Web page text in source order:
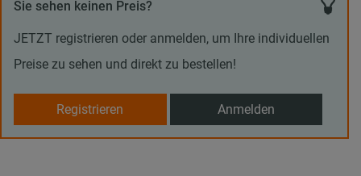
Sie sehen keinen Preis?
JETZT registrieren oder anmelden, um Ihre individuellen
Preise zu sehen und direkt zu bestellen!
Registrieren Anmelden